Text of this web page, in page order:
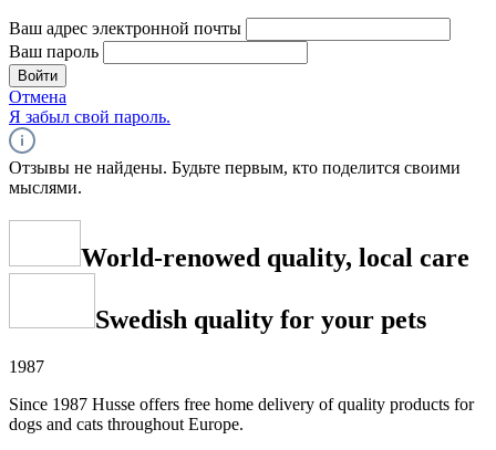
Ваш адрес электронной почты
Ваш пароль
Войти
Отмена
Я забыл свой пароль.
Отзывы не найдены. Будьте первым, кто поделится своими
мыслями.
World-renowed quality, local care
Swedish quality for your pets
1987
Since 1987 Husse offers free home delivery of quality products for
dogs and cats throughout Europe.